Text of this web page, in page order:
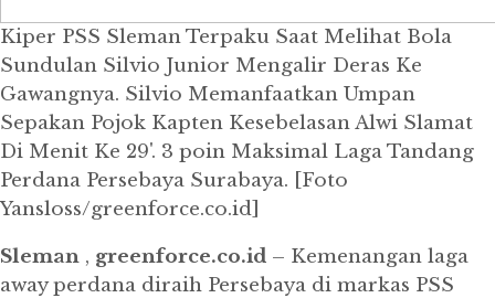
Kiper PSS Sleman Terpaku Saat Melihat Bola
Sundulan Silvio Junior Mengalir Deras Ke
Gawangnya. Silvio Memanfaatkan Umpan
Sepakan Pojok Kapten Kesebelasan Alwi Slamat
Di Menit Ke 29'. 3 poin Maksimal Laga Tandang
Perdana Persebaya Surabaya. [Foto
Yansloss/greenforce.co.id]
Sleman , greenforce.co.id – Kemenangan laga
away perdana diraih Persebaya di markas PSS